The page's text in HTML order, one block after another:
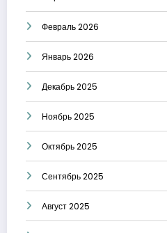
Февраль 2026
Январь 2026
Декабрь 2025
Ноябрь 2025
Октябрь 2025
Сентябрь 2025
Август 2025